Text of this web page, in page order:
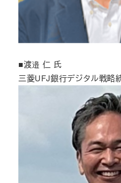
■渡邉 仁 氏
三菱UFJ銀行デジタル戦略